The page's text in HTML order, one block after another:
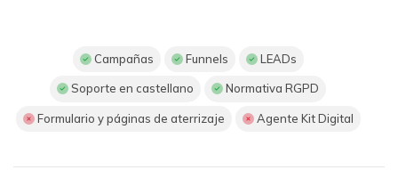
Campañas Funnels LEADs
Soporte en castellano Normativa RGPD
Formulario y páginas de aterrizaje Agente Kit Digital